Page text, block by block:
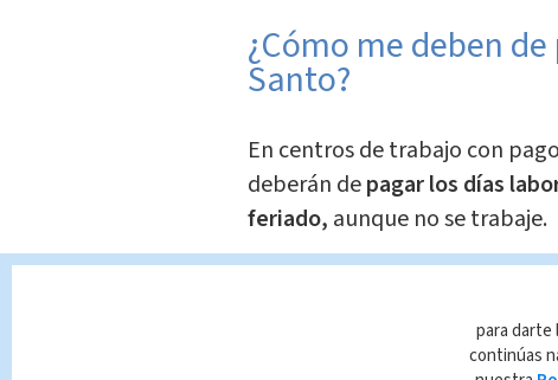
¿Cómo me deben
Santo?
En centros de trabajo con
deberán depagar los días
feriado, aunque no se trabaje.
el pago doble.
para darte
continúas